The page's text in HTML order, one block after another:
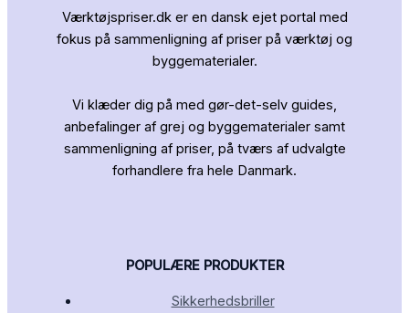
Værktøjspriser.dk er en dansk ejet portal med
fokus på sammenligning af priser på værktøj og
byggematerialer.
Vi klæder dig på med gør-det-selv guides,
anbefalinger af grej og byggematerialer samt
sammenligning af priser, på tværs af udvalgte
forhandlere fra hele Danmark.
POPULÆRE PRODUKTER
Sikkerhedsbriller